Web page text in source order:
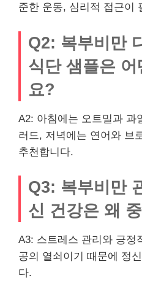
준한 운동, 심리적 접근이
Q2: 복부비만
식단 샘플은
요?
A2: 아침에는 오트밀과 과
러드, 저녁에는 연어와 브
추천합니다.
Q3: 복부비만
신 건강은 왜
A3: 스트레스 관리와 긍정
공의 열쇠이기 때문에 정
다.